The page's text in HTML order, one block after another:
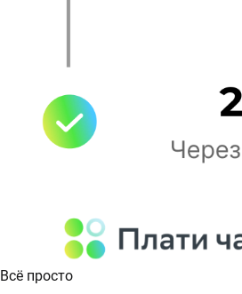
Всё просто